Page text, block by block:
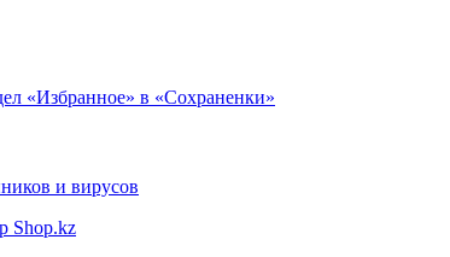
«Избранное» в «Сохраненки»
и вирусов
Shop.kz